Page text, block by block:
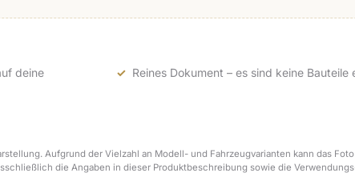
deine
Reines Dokument – es sind keine Bauteile
Aufgrund der Vielzahl an Modell- und Fahrzeugvarianten kann das
die Angaben in dieser Produktbeschreibung sowie die